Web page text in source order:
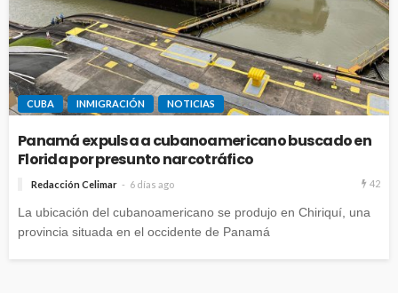
CUBA INMIGRACIÓN NOTICIAS
Panamá expulsa a cubanoamericano buscado en
Florida por presunto narcotráfico
Redacción Celimar 6 días ago 42
La ubicación del cubanoamericano se produjo en Chiriquí, una
provincia situada en el occidente de Panamá